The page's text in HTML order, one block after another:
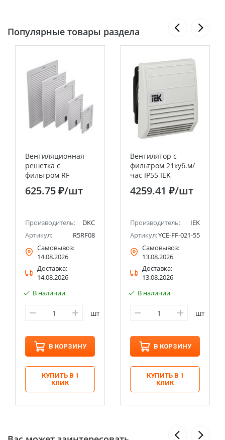
Популярные товары раздела
Вентиляционная
решетка с
фильтром RF
112x112 мм, IP54
DKC
625.75 ₽/шт
Производитель:
DKC
Артикул:
R5RF08
Самовывоз:
14.08.2026
Доставка:
14.08.2026
В наличии
шт
В КОРЗИНУ
КУПИТЬ В 1
КЛИК
Вентилятор с
фильтром 21куб.м/
час IP55 IEK
4259.41 ₽/шт
Производитель:
IEK
Артикул:YCE-FF-021-55
Самовывоз:
13.08.2026
Доставка:
13.08.2026
В наличии
шт
В КОРЗИНУ
КУПИТЬ В 1
КЛИК